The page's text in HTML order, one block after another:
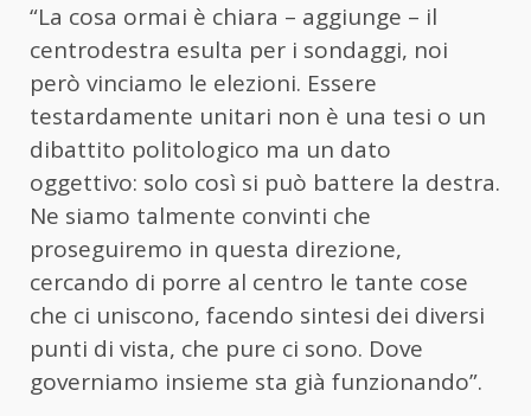
“La cosa ormai è chiara – aggiunge – il
centrodestra esulta per i sondaggi, noi
però vinciamo le elezioni. Essere
testardamente unitari non è una tesi o un
dibattito politologico ma un dato
oggettivo: solo così si può battere la destra.
Ne siamo talmente convinti che
proseguiremo in questa direzione,
cercando di porre al centro le tante cose
che ci uniscono, facendo sintesi dei diversi
punti di vista, che pure ci sono. Dove
governiamo insieme sta già funzionando”.